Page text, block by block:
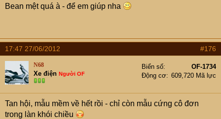
Bean mệt quá à - để em giúp nha
17:47 27/06/2012 #176
N68
Xe điện Người OF
Biển số
OF-1734
Động cơ
609,720 Mã lực
Tan hội, mẫu mềm về hết rồi - chỉ còn mẫu cứng cô đơn
trong làn khói chiều